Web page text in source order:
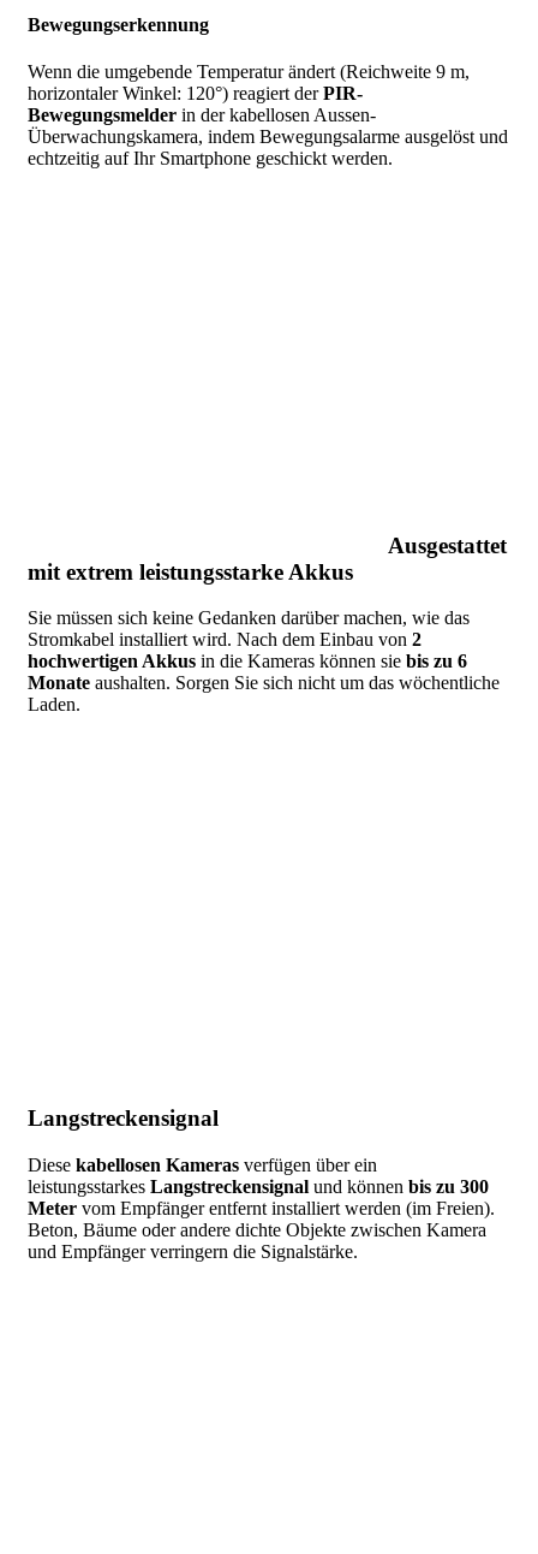
Bewegungserkennung
Wenn die umgebende Temperatur ändert (Reichweite 9 m,
horizontaler Winkel: 120°) reagiert derPIR-
Bewegungsmelder in der kabellosen Aussen-
Überwachungskamera, indem Bewegungsalarme ausgelöst und
echtzeitig auf Ihr Smartphone geschickt werden.
Ausgestattet
mit extrem leistungsstarke Akkus
Sie müssen sich keine Gedanken darüber machen, wie das
Stromkabel installiert wird. Nach dem Einbau von 2
hochwertigen Akkus in die Kameras können sie bis zu 6
Monate aushalten. Sorgen Sie sich nicht um das wöchentliche
Laden.
Langstreckensignal
Diese kabellosen Kameras verfügen über ein
leistungsstarkes Langstreckensignal und können bis zu 300
Meter vom Empfänger entfernt installiert werden (im Freien).
Beton, Bäume oder andere dichte Objekte zwischen Kamera
und Empfänger verringern die Signalstärke.